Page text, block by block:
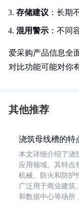
存储建议 ：长期
混用警示 ：不同
爱采购产品信息全
对比功能可能对你
其他推荐
浇筑母线槽的特
本文详细介绍了浇
应用领域。其特点
机械、防火和防护
广泛用于商业建筑
和数据中心等场所